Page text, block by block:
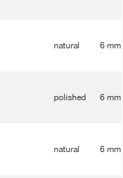
natural 6 mm
polished 6 mm
natural 6 mm